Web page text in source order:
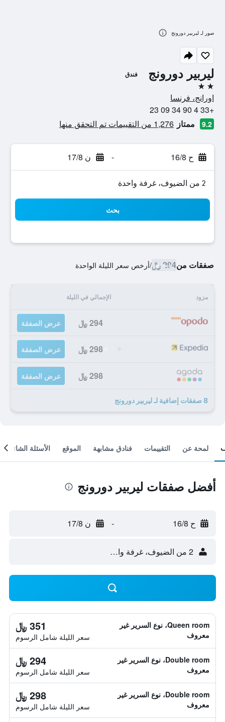
ليربير دورونج فندق
2 نجمتين
اورانج، فرنسا
+33 4 90 34 09 23
9.2 ممتاز 1,276 من التقييمات تم التحقق منها
ح 16/8 - ن 17/8
2 من الضيوف، غرفة واحدة
بحث
صفقات من294 ﷼ /أرخص سعر الليلة الواحدة
مزود الإجمالي في الليلة
294 ﷼ عرض الصفقة
298 ﷼ عرض الصفقة
298 ﷼ عرض الصفقة
8 صفقات إضافية لـ ليربير دورونج
صور لـ ليربير دورونج
لمحة عن التقييمات فنادق مشابهة الموقع الأسئلة الشائعة
أفضل صفقات ليربير دورونج
ح 16/8 - ن 17/8
2 من الضيوف، غرفة واحدة
Queen room، نوع السرير غير
معروف
351 ﷼
سعر الليلة شامل الرسوم
Double room، نوع السرير غير
معروف
294 ﷼
سعر الليلة شامل الرسوم
Double room، نوع السرير غير
معروف
298 ﷼
سعر الليلة شامل الرسوم